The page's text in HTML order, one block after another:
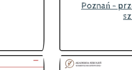
Poznań -